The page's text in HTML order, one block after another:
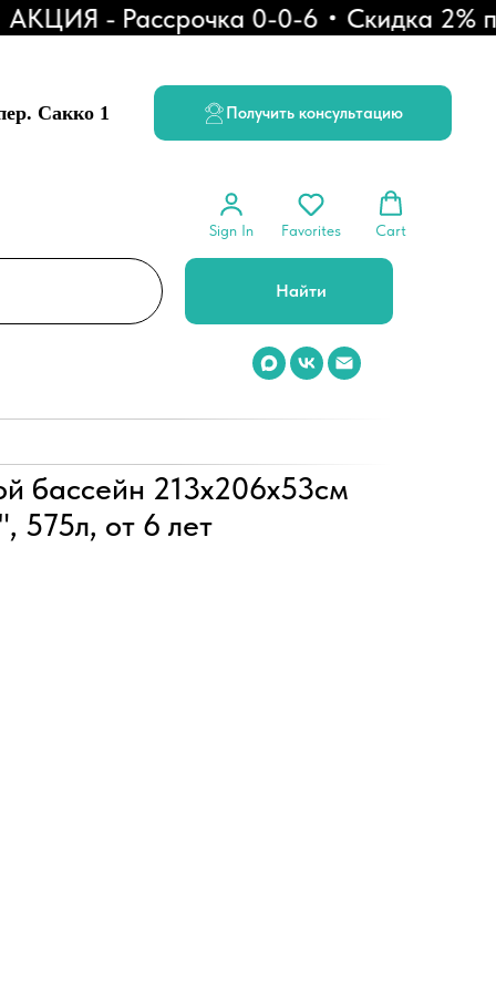
- Рассрочка 0-0-6 Скидка 2%
Сакко 1 Получить консультацию
Sign In Favorites Cart
Найти
бассейн 213х206х53см
575л, от 6 лет